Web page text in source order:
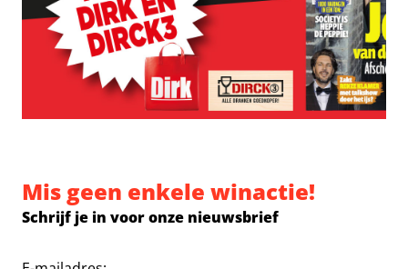
Mis geen enkele winactie!
Schrijf je in voor onze nieuwsbrief